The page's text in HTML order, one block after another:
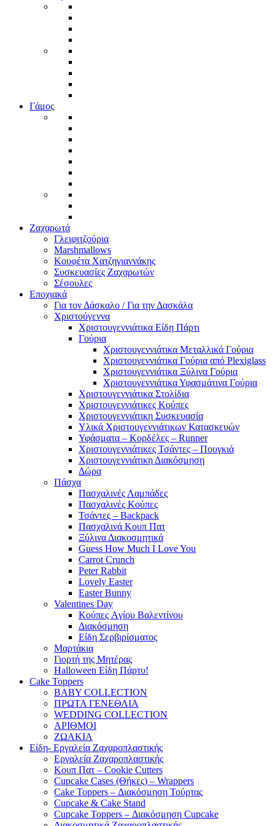
Γάμος
Ζαχαρωτά
Γλειφιτζούρια
Marshmallows
Κουφέτα Χατζηγιαννάκης
Συσκευασίες Ζαχαρωτών
Σέσουλες
Εποχιακά
Για τον Δάσκαλο / Για την Δασκάλα
Χριστούγεννα
Χριστουγεννιάτικα Είδη Πάρτι
Γούρια
Χριστουγεννιάτικα Μεταλλικά Γούρια
Χριστουγεννιάτικα Γούρια από Plexiglass
Χριστουγεννιάτικα Ξύλινα Γούρια
Χριστουγεννιάτικα Υφασμάτινα Γούρια
Χριστουγεννιάτικα Στολίδια
Χριστουγεννιάτικες Κούπες
Χριστουγεννιάτικη Συσκευασία
Υλικά Χριστουγεννιάτικων Κατασκευών
Υφάσματα – Κορδέλες – Runner
Χριστουγεννιάτικες Τσάντες – Πουγκιά
Χριστουγεννιάτικη Διακόσμηση
Δώρα
Πάσχα
Πασχαλινές Λαμπάδες
Πασχαλινές Κούπες
Τσάντες – Backpack
Πασχαλινά Κουπ Πατ
Ξύλινα Διακοσμητικά
Guess How Much I Love You
Carrot Crunch
Peter Rabbit
Lovely Easter
Easter Bunny
Valentines Day
Κούπες Aγίου Βαλεντίνου
Διακόσμηση
Είδη Σερβιρίσματος
Μαρτάκια
Γιορτή της Μητέρας
Halloween Είδη Πάρτυ!
Cake Toppers
BABY COLLECTION
ΠΡΩΤΑ ΓΕΝΕΘΛΙΑ
WEDDING COLLECTION
ΑΡΙΘΜΟΙ
ΖΩΑΚΙΑ
Είδη- Εργαλεία Ζαχαροπλαστικής
Εργαλεία Ζαχαροπλαστικής
Κουπ Πατ – Cookie Cutters
Cupcake Cases (Θήκες) – Wrappers
Cake Toppers – Διακόσμηση Τούρτας
Cupcake & Cake Stand
Cupcake Toppers – Διακόσμηση Cupcake